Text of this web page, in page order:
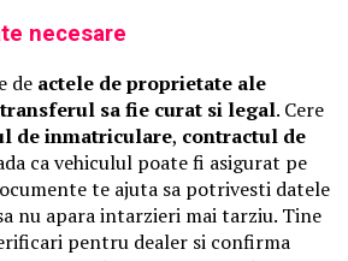
necesare
de actele de proprietate ale
transferul sa fie curat si legal. Cere
de inmatriculare, contractul de
ca vehiculul poate fi asigurat pe
te ajuta sa potrivesti datele
nu apara intarzieri mai tarziu. Tine
pentru dealer si confirma